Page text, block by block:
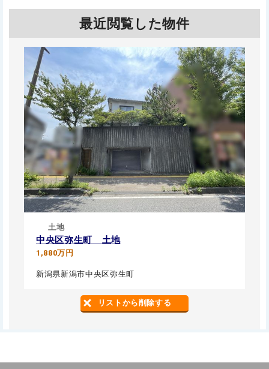
最近閲覧した物件
土地
中央区弥生町 土地
1,880万円
新潟県新潟市中央区弥生町
リストから削除する